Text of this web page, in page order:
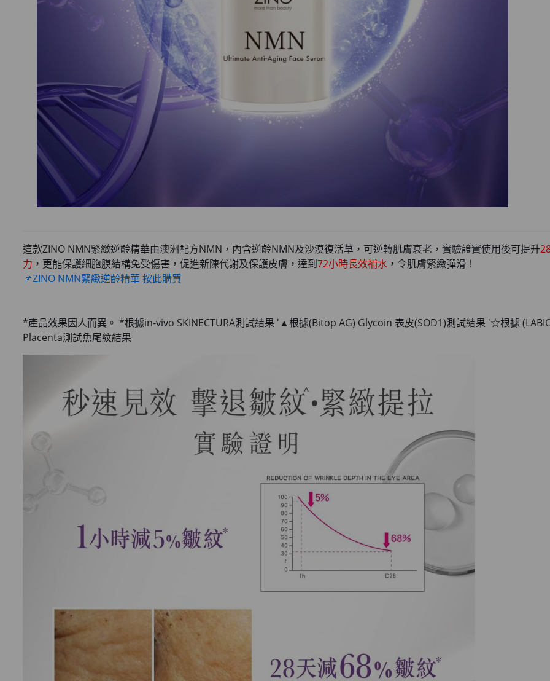
這款ZINO NMN緊緻逆齡精華由澳洲配方NMN，內含逆齡NMN及沙漠復活草，可逆轉肌膚衰老，實驗證實使用後可提升
力 ，更能保護細胞膜結構免受傷害，促進新陳代謝及保護皮膚，達到72小時長效補水 ，令肌膚緊緻彈滑！
📌ZINO NMN緊緻逆齡精華 按此購買
*產品效果因人而異。 *根據in-vivo SKINECTURA測試結果 '▲根據(Bitop AG) Glycoin 表皮(SOD1)測試結果 '☆根據
Placenta測試魚尾紋結果